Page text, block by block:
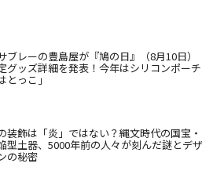
ブレーの豊島屋が『鳩の日』（8月10日）
グッズ詳細を発表！今年はシリコンポーチ
とっこ」
装飾は「炎」ではない？縄文時代の国宝・
型土器、5000年前の人々が刻んだ謎とデザ
の秘密